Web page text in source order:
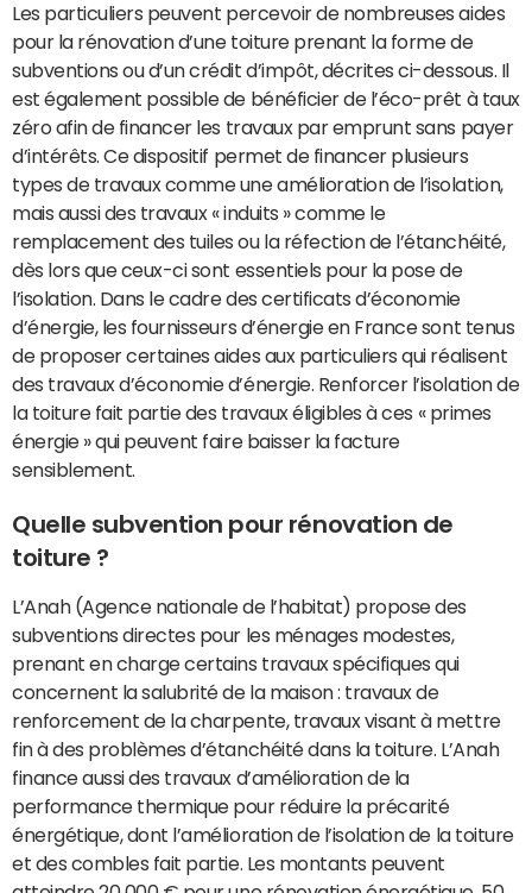
Les particuliers peuvent percevoir de nombreuses aides
pour la rénovation d’une toiture prenant la forme de
subventions ou d’un crédit d’impôt, décrites ci-dessous. Il
est également possible de bénéficier de l’éco-prêt à taux
zéro afin de financer les travaux par emprunt sans payer
d’intérêts. Ce dispositif permet de financer plusieurs
types de travaux comme une amélioration de l’isolation,
mais aussi des travaux « induits » comme le
remplacement des tuiles ou la réfection de l’étanchéité,
dès lors que ceux-ci sont essentiels pour la pose de
l’isolation. Dans le cadre des certificats d’économie
d’énergie, les fournisseurs d’énergie en France sont tenus
de proposer certaines aides aux particuliers qui réalisent
des travaux d’économie d’énergie. Renforcer l’isolation de
la toiture fait partie des travaux éligibles à ces « primes
énergie » qui peuvent faire baisser la facture
sensiblement.
Quelle subvention pour rénovation de
toiture ?
L’Anah (Agence nationale de l’habitat) propose des
subventions directes pour les ménages modestes,
prenant en charge certains travaux spécifiques qui
concernent la salubrité de la maison : travaux de
renforcement de la charpente, travaux visant à mettre
fin à des problèmes d’étanchéité dans la toiture. L’Anah
finance aussi des travaux d’amélioration de la
performance thermique pour réduire la précarité
énergétique, dont l’amélioration de l’isolation de la toiture
et des combles fait partie. Les montants peuvent